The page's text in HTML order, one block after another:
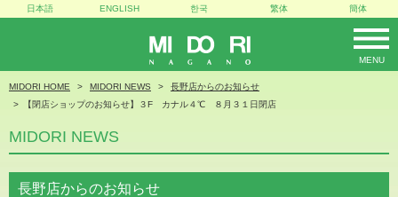
MIDORI
MENU
日本語 ENGLISH 한국 繁体 簡体
MIDORI HOME MIDORI NEWS
長野店からのお知らせ
【閉店ショップのお知らせ】３F カナル４℃ ８月３１日閉店
MIDORI NEWS
長野店からのお知らせ